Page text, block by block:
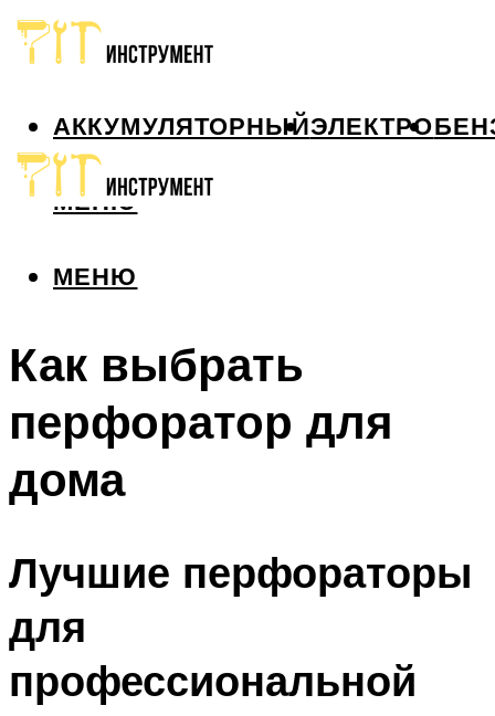
АККУМУЛЯТОРНЫЙЭЛЕКТРО
МЕНЮ
МЕНЮ
Как выбрать
перфоратор для
дома
Лучшие перфораторы
для
профессиональной